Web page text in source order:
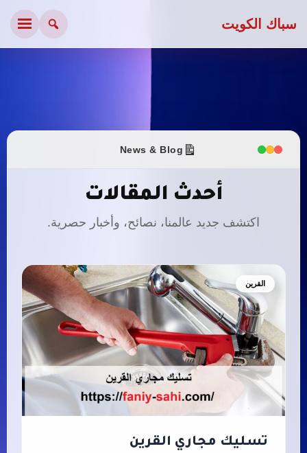
سباك الكويت
News & Blog
أحدث المقالات
اكتشف جديد عالمنا، نصائح، وأخبار حصرية.
القرين
تسليك مجاري القرين